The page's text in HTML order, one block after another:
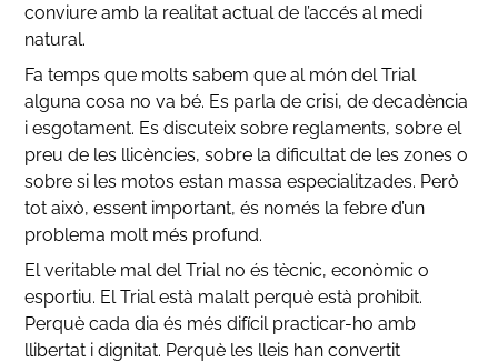
conviure amb la realitat actual de l’accés al medi
natural.
Fa temps que molts sabem que al món del Trial
alguna cosa no va bé. Es parla de crisi, de decadència
i esgotament. Es discuteix sobre reglaments, sobre el
preu de les llicències, sobre la dificultat de les zones o
sobre si les motos estan massa especialitzades. Però
tot això, essent important, és només la febre d’un
problema molt més profund.
El veritable mal del Trial no és tècnic, econòmic o
esportiu. El Trial està malalt perquè està prohibit.
Perquè cada dia és més difícil practicar-ho amb
llibertat i dignitat. Perquè les lleis han convertit